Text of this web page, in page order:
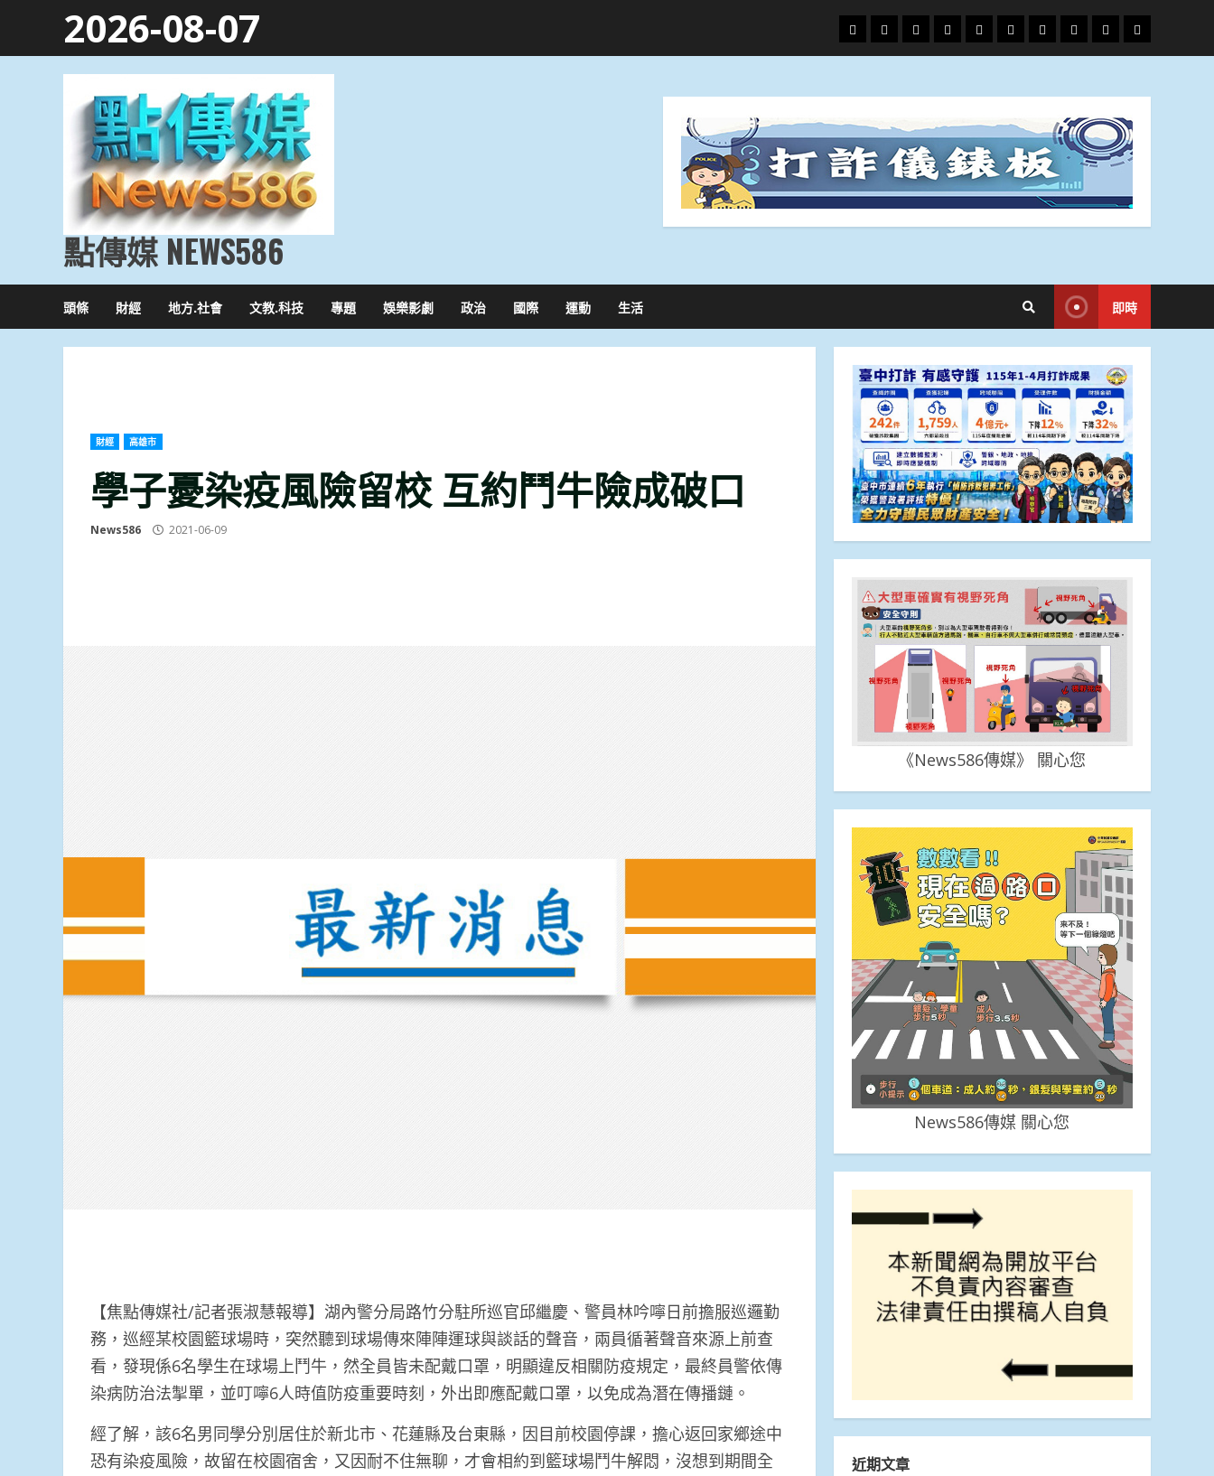
2026-08-07
頭
條
財
經
地
方.
文
教.
專
題
娛
樂
政
治
國
際
運
動
生
活
點傳媒 NEWS586
頭條 財經 地方.社會 文教.科技 專題 娛樂影劇 政治 國際 運動 生活 即時
財經 高雄市
學子憂染疫風險留校 互約鬥牛險成破口
News586 2021-06-09
【焦點傳媒社/記者張淑慧報導】湖內警分局路竹分駐所巡官邱繼慶、警員林吟嚀日前擔服巡邏勤
務，巡經某校園籃球場時，突然聽到球場傳來陣陣運球與談話的聲音，兩員循著聲音來源上前查
看，發現係6名學生在球場上鬥牛，然全員皆未配戴口罩，明顯違反相關防疫規定，最終員警依傳
染病防治法掣單，並叮嚀6人時值防疫重要時刻，外出即應配戴口罩，以免成為潛在傳播鏈。
經了解，該6名男同學分別居住於新北市、花蓮縣及台東縣，因目前校園停課，擔心返回家鄉途中
恐有染疫風險，故留在校園宿舍，又因耐不住無聊，才會相約到籃球場鬥牛解悶，沒想到期間全
《News586傳媒》 關心您
News586傳媒 關心您
近期文章